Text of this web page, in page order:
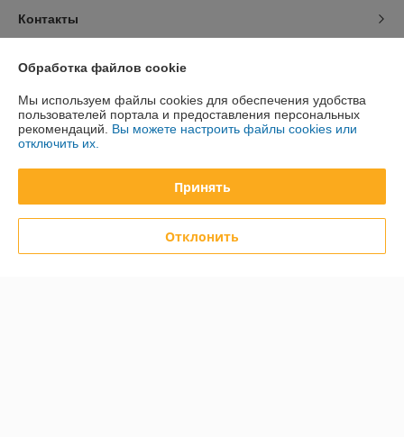
Контакты
Доставка и оплата
График работы
Полная версия сайта
Политика обработки cookies
Сайт создан на платформе Deal.by
Обработка файлов cookie
Мы используем файлы cookies для обеспечения удобства
пользователей портала и предоставления персональных
рекомендаций. Вы можете настроить файлы cookies или
отключить их.
Принять
Отклонить